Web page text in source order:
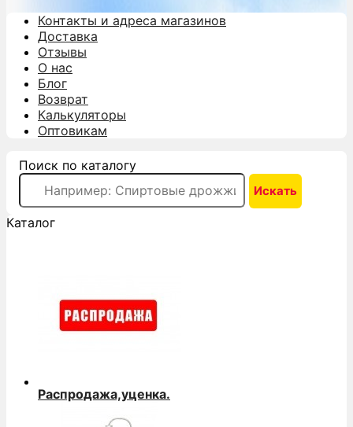
Контакты и адреса магазинов
Доставка
Отзывы
О нас
Блог
Возврат
Калькуляторы
Оптовикам
Поиск по каталогу
Каталог
Распродажа,уценка.